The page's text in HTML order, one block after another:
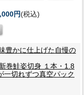
円(税込)
豊かに仕上げた自慢の
巻鮭姿切身 １本・1.8
切れずつ真空パック